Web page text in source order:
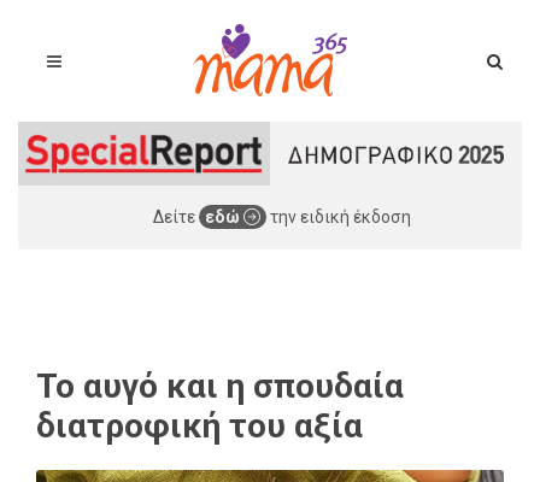
Δείτε εδώ την ειδική έκδοση
Το αυγό και η σπουδαία
διατροφική του αξία